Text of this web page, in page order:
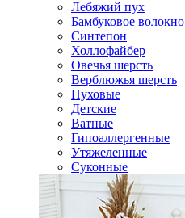
Лебяжий пух
Бамбуковое волокно
Синтепон
Холлофайбер
Овечья шерсть
Верблюжья шерсть
Пуховые
Детские
Ватные
Гипоаллергенные
Утяжеленные
Суконные